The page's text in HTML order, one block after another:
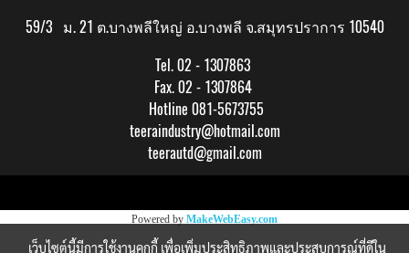
59/3 ม. 21 ต.บางพลีใหญ่ อ.บางพลี จ.สมุทรปราการ 10540
Tel. 02 - 1307863
Fax. 02 - 1307864
Hotline 081-5673755
teeraindustry@hotmail.com
teerautd@gmail.com
Powered by MakeWebEasy.com
เว็บไซต์นี้มีการใช้งานคุกกี้ เพื่อเพิ่มประสิทธิภาพและประสบการณ์ที่ดีใน